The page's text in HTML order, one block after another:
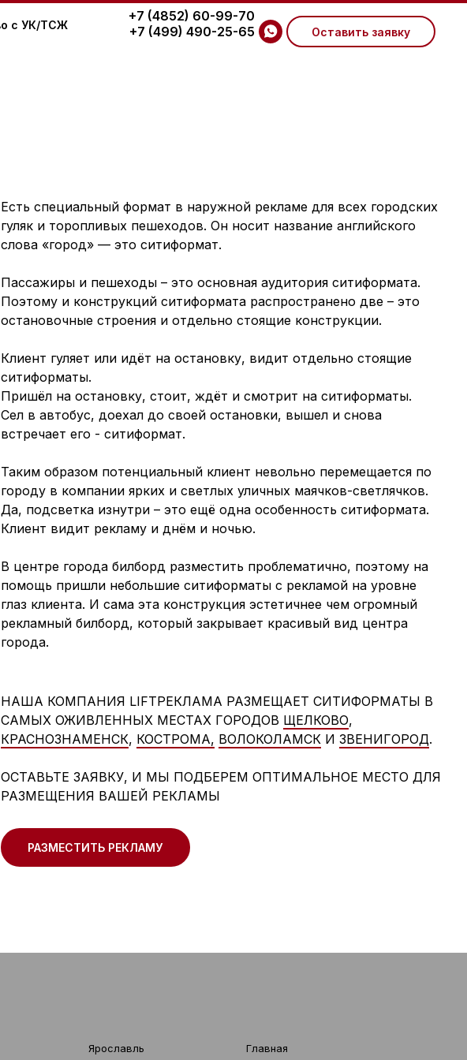
с УК/ТСЖ
+7 (4852) 60-99-70
+7 (499) 490-25-65
Оставить заявку
Есть специальный формат в наружной рекламе для всех городских
гуляк и торопливых пешеходов. Он носит название английского
слова «город» — это ситиформат.
Пассажиры и пешеходы – это основная аудитория ситиформата.
Поэтому и конструкций ситиформата распространено две – это
остановочные строения и отдельно стоящие конструкции.
Клиент гуляет или идёт на остановку, видит отдельно стоящие
ситиформаты.
Пришёл на остановку, стоит, ждёт и смотрит на ситиформаты.
Сел в автобус, доехал до своей остановки, вышел и снова
встречает его - ситиформат.
Таким образом потенциальный клиент невольно перемещается по
городу в компании ярких и светлых уличных маячков-светлячков.
Да, подсветка изнутри – это ещё одна особенность ситиформата.
Клиент видит рекламу и днём и ночью.
В центре города билборд разместить проблематично, поэтому на
помощь пришли небольшие ситиформаты с рекламой на уровне
глаз клиента. И сама эта конструкция эстетичнее чем огромный
рекламный билборд, который закрывает красивый вид центра
города.
НАША КОМПАНИЯ LIFTРЕКЛАМА РАЗМЕЩАЕТ СИТИФОРМАТЫ В
САМЫХ ОЖИВЛЕННЫХ МЕСТАХ ГОРОДОВ ЩЕЛКОВО,
КРАСНОЗНАМЕНСК, КОСТРОМА, ВОЛОКОЛАМСКИ ЗВЕНИГОРОД.
ОСТАВЬТЕ ЗАЯВКУ, И МЫ ПОДБЕРЕМ ОПТИМАЛЬНОЕ МЕСТО ДЛЯ
РАЗМЕЩЕНИЯ ВАШЕЙ РЕКЛАМЫ
РАЗМЕСТИТЬ РЕКЛАМУ
Ярославль
Главная